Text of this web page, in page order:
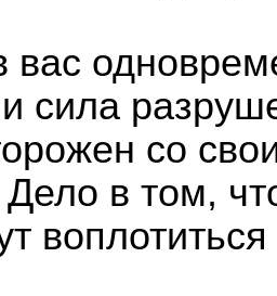
вас
сила
со
Дело в том,